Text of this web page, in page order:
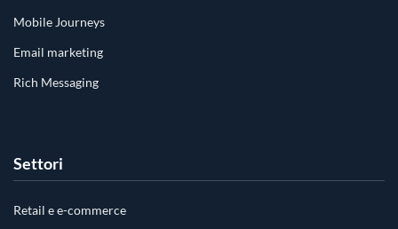
Mobile Journeys
Email marketing
Rich Messaging
Settori
Retail e e-commerce